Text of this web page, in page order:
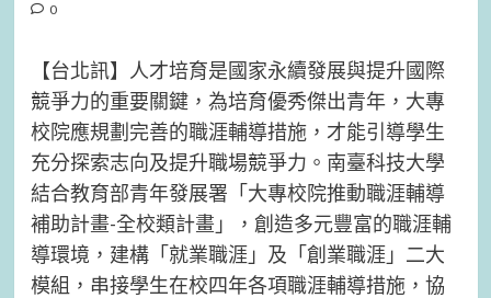
0
【台北訊】人才培育是國家永續發展與提升國際
競爭力的重要關鍵，為培育優秀傑出青年，大專
校院應規劃完善的職涯輔導措施，才能引導學生
充分探索志向及提升職場競爭力。南臺科技大學
結合教育部青年發展署「大專校院推動職涯輔導
補助計畫-全校類計畫」，創造多元豐富的職涯輔
導環境，建構「就業職涯」及「創業職涯」二大
模組，串接學生在校四年各項職涯輔導措施，協